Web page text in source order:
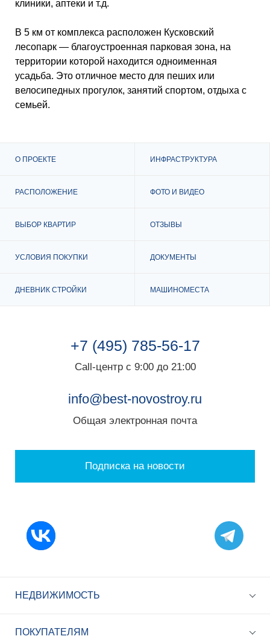
клиники, аптеки и т.д.
В 5 км от комплекса расположен Кусковский
лесопарк — благоустроенная парковая зона, на
территории которой находится одноименная
усадьба. Это отличное место для пеших или
велосипедных прогулок, занятий спортом, отдыха с
семьей.
О ПРОЕКТЕ ИНФРАСТРУКТУРА
РАСПОЛОЖЕНИЕ ФОТО И ВИДЕО
ВЫБОР КВАРТИР ОТЗЫВЫ
УСЛОВИЯ ПОКУПКИ ДОКУМЕНТЫ
ДНЕВНИК СТРОЙКИ МАШИНОМЕСТА
+7 (495) 785-56-17
Call-центр с 9:00 до 21:00
info@best-novostroy.ru
Общая электронная почта
Подписка на новости
НЕДВИЖИМОСТЬ
ПОКУПАТЕЛЯМ